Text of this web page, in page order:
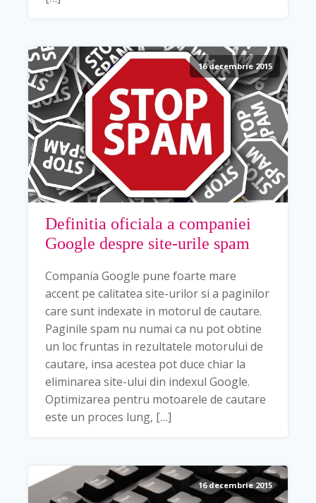
16 decembrie 2015
Definitia oficiala a companiei
Google despre site-urile spam
Compania Google pune foarte mare
accent pe calitatea site-urilor si a paginilor
care sunt indexate in motorul de cautare.
Paginile spam nu numai ca nu pot obtine
un loc fruntas in rezultatele motorului de
cautare, insa acestea pot duce chiar la
eliminarea site-ului din indexul Google.
Optimizarea pentru motoarele de cautare
este un proces lung, […]
16 decembrie 2015